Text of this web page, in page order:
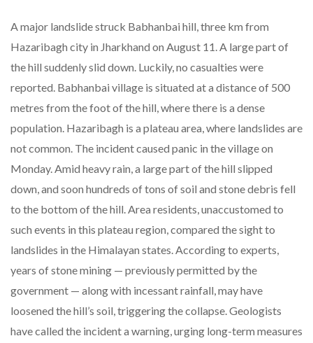
A major landslide struck Babhanbai hill, three km from
Hazaribagh city in Jharkhand on August 11. A large part of
the hill suddenly slid down. Luckily, no casualties were
reported. Babhanbai village is situated at a distance of 500
metres from the foot of the hill, where there is a dense
population. Hazaribagh is a plateau area, where landslides are
not common. The incident caused panic in the village on
Monday. Amid heavy rain, a large part of the hill slipped
down, and soon hundreds of tons of soil and stone debris fell
to the bottom of the hill. Area residents, unaccustomed to
such events in this plateau region, compared the sight to
landslides in the Himalayan states. According to experts,
years of stone mining — previously permitted by the
government — along with incessant rainfall, may have
loosened the hill’s soil, triggering the collapse. Geologists
have called the incident a warning, urging long-term measures